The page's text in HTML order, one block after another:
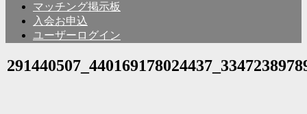
マッチング掲示板
入会お申込
ユーザーログイン